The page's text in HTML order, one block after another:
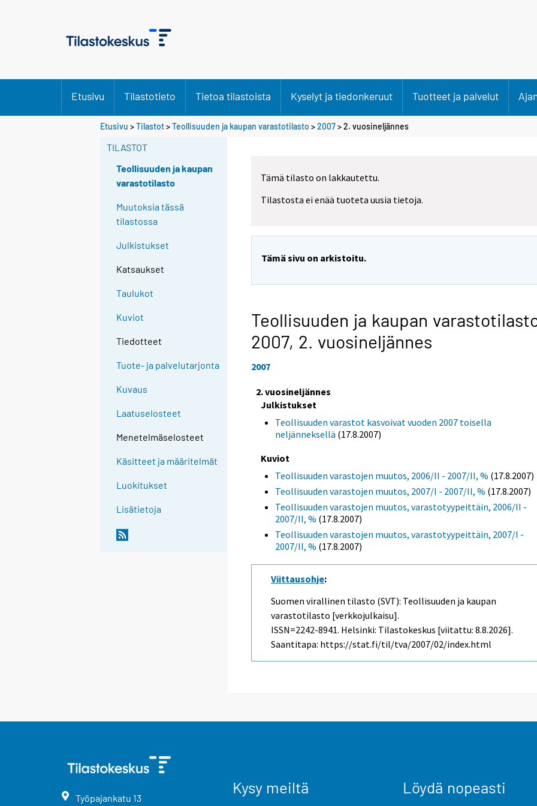
Etusivu Tilastotieto Tietoa tilastoista Kyselyt ja tiedonkeruut Tuotteet ja palvelut
Etusivu >Tilastot>Teollisuuden ja kaupan varastotilasto >2007>2. vuosineljännes
TILASTOT
Teollisuuden ja kaupan
varastotilasto
Muutoksia tässä
tilastossa
Julkistukset
Katsaukset
Taulukot
Kuviot
Tiedotteet
Tuote- ja palvelutarjonta
Kuvaus
Laatuselosteet
Menetelmäselosteet
Käsitteet ja määritelmät
Luokitukset
Lisätietoja
Tämä tilasto on lakkautettu.
Tilastosta ei enää tuoteta uusia tietoja.
Tämä sivu on arkistoitu.
Teollisuuden ja kaupan
2007, 2. vuosineljännes
2007
2. vuosineljännes
Julkistukset
Teollisuuden varastot kasvoivat vuoden 2007 toisella
neljänneksellä (17.8.2007)
Kuviot
Teollisuuden varastojen muutos, 2006/II - 2007/II, % (17.8.2007)
Teollisuuden varastojen muutos, 2007/I - 2007/II, % (17.8.2007)
Teollisuuden varastojen muutos, varastotyypeittäin, 2006/II -
2007/II, % (17.8.2007)
Teollisuuden varastojen muutos, varastotyypeittäin, 2007/I -
2007/II, % (17.8.2007)
Viittausohje:
Suomen virallinen tilasto (SVT): Teollisuuden ja kaupan
varastotilasto [verkkojulkaisu].
ISSN=2242-8941. Helsinki: Tilastokeskus [viitattu: 8.8.2026].
Saantitapa: https://stat.fi/til/tva/2007/02/index.html
Työpajankatu 13
Kysy meiltä Löydä nopeasti